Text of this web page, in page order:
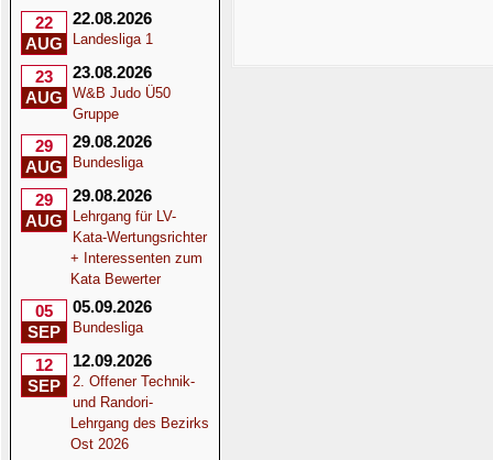
22
AUG
22.08.2026
Landesliga 1
23
AUG
23.08.2026
W&B Judo Ü50
Gruppe
29
AUG
29.08.2026
Bundesliga
29
AUG
29.08.2026
Lehrgang für LV-
Kata-Wertungsrichter
+ Interessenten zum
Kata Bewerter
05
SEP
05.09.2026
Bundesliga
12
SEP
12.09.2026
2. Offener Technik-
und Randori-
Lehrgang des Bezirks
Ost 2026